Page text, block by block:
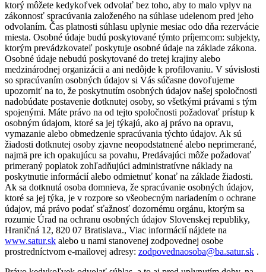
ktorý môžete kedykoľvek odvolať bez toho, aby to malo vplyv na
zákonnosť spracúvania založeného na súhlase udelenom pred jeho
odvolaním. Čas platnosti súhlasu uplynie mesiac odo dňa rezervácie
miesta. Osobné údaje budú poskytované týmto príjemcom: subjekty,
ktorým prevádzkovateľ poskytuje osobné údaje na základe zákona.
Osobné údaje nebudú poskytované do tretej krajiny alebo
medzinárodnej organizácii a ani nedôjde k profilovaniu. V súvislosti
so spracúvaním osobných údajov si Vás súčasne dovoľujeme
upozorniť na to, že poskytnutím osobných údajov našej spoločnosti
nadobúdate postavenie dotknutej osoby, so všetkými právami s tým
spojenými. Máte právo na od tejto spoločnosti požadovať prístup k
osobným údajom, ktoré sa jej týkajú, ako aj právo na opravu,
vymazanie alebo obmedzenie spracúvania týchto údajov. Ak sú
žiadosti dotknutej osoby zjavne neopodstatnené alebo neprimerané,
najmä pre ich opakujúcu sa povahu, Predávajúci môže požadovať
primeraný poplatok zohľadňujúci administratívne náklady na
poskytnutie informácií alebo odmietnuť konať na základe žiadosti.
Ak sa dotknutá osoba domnieva, že spracúvanie osobných údajov,
ktoré sa jej týka, je v rozpore so všeobecným nariadením o ochrane
údajov, má právo podať sťažnosť dozornému orgánu, ktorým sa
rozumie Úrad na ochranu osobných údajov Slovenskej republiky,
Hraničná 12, 820 07 Bratislava., Viac informácií nájdete na
www.satur.sk alebo u nami stanovenej zodpovednej osobe
prostredníctvom e-mailovej adresy: zodpovednaosoba@ba.satur.sk .